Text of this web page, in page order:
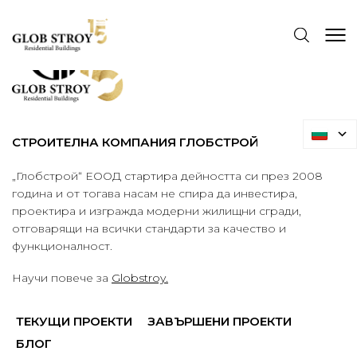
СТРОИТЕЛНА КОМПАНИЯ ГЛОБСТРОЙ
„Глобстрой“ ЕООД стартира дейността си през 2008
година и от тогава насам не спира да инвестира,
проектира и изгражда модерни жилищни сгради,
отговарящи на всички стандарти за качество и
функционалност.
Научи повече за Globstroy.
ТЕКУЩИ ПРОЕКТИ
ЗАВЪРШЕНИ ПРОЕКТИ
БЛОГ